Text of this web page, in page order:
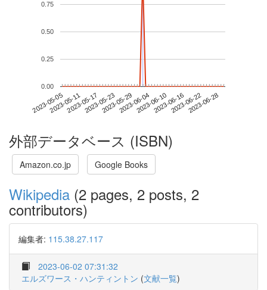
2023-05-052023-05-112023-05-172023-05-232023-05-292023-06-042023-06-102023-06-162023-06-222023-06-28
0.00
0.25
0.50
0.75
外部データベース (ISBN)
Amazon.co.jp Google Books
Wikipedia (2 pages, 2 posts, 2
contributors)
編集者: 115.38.27.117
2023-06-02 07:31:32
エルズワース・ハンティントン (文献一覧)